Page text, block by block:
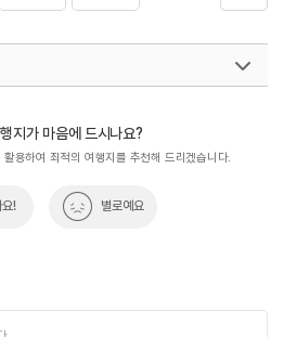
지가 마음에 드시나요?
용하여 최적의 여행지를 추천해 드리겠습니다.
요! 별로예요